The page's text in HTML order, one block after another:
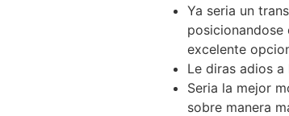
Ya seri­a un
posicionandose
excelente
Le diras adios
Seri­a la mejor
sobre manera